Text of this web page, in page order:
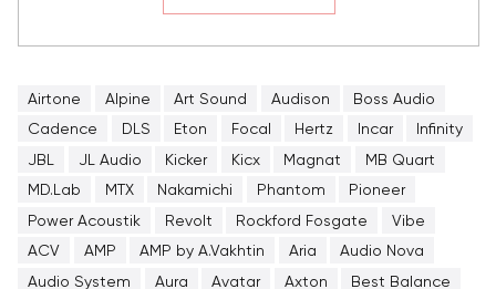
Airtone Alpine Art Sound Audison
Boss Audio
Cadence
DLS Eton Focal Hertz Incar
Infinity
JBL
JL Audio Kicker Kicx Magnat
MB Quart
MD.Lab
MTX Nakamichi Phantom
Pioneer
Power Acoustik
Revolt Rockford Fosgate
Vibe
ACV
AMP AMP by A.Vakhtin Aria
Audio Nova
Audio System
Aura Avatar Axton
Best Balance